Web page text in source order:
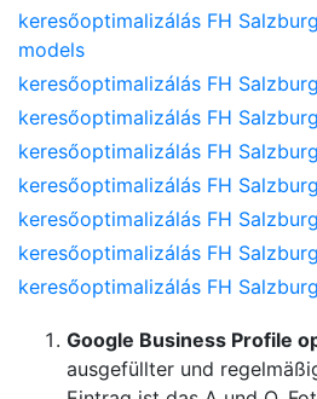
keresőoptimalizálás FH
models
keresőoptimalizálás FH
keresőoptimalizálás FH
keresőoptimalizálás FH
keresőoptimalizálás FH
keresőoptimalizálás FH
keresőoptimalizálás FH
keresőoptimalizálás FH
Google Business Profile
ausgefüllter und